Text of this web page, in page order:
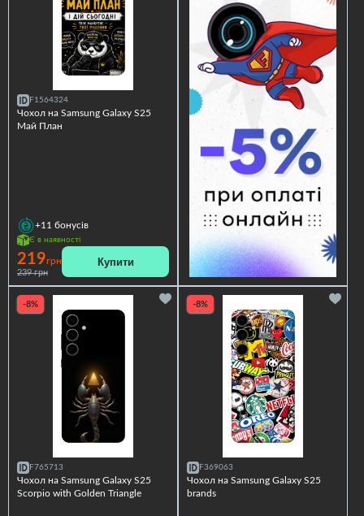
F1564324
Чохол на Samsung Galaxy S25
Май План
+11 бонусів
Є в наявності
219грн
239 грн
Купити
-8%
F765713
Чохол на Samsung Galaxy S25
Scorpio with Golden Triangle
-8%
F369063
Чохол на Samsung Galaxy S25
brands